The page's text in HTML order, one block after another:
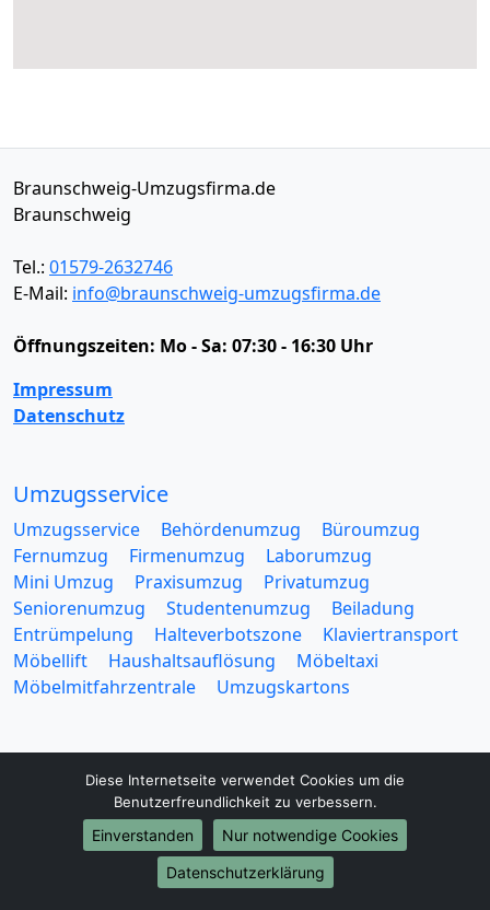
Braunschweig-Umzugsfirma.de
Braunschweig
Tel.: 01579-2632746
E-Mail: info@braunschweig-umzugsfirma.de
Öffnungszeiten: Mo - Sa: 07:30 - 16:30 Uhr
Impressum
Datenschutz
Umzugsservice
Umzugsservice Behördenumzug
Büroumzug
Fernumzug
Firmenumzug
Laborumzug
Mini Umzug
Praxisumzug
Privatumzug
Seniorenumzug
Studentenumzug
Beiladung
Entrümpelung
Halteverbotszone
Klaviertransport
Möbellift
Haushaltsauflösung
Möbeltaxi
Möbelmitfahrzentrale
Umzugskartons
Europa-Umzüge
Umzug von Braunschweig nach Belarus
Umzug von Braunschweig nach Belgien
Diese Internetseite verwendet Cookies um die
Benutzerfreundlichkeit zu verbessern.
Einverstanden
Nur notwendige Cookies
Datenschutzerklärung